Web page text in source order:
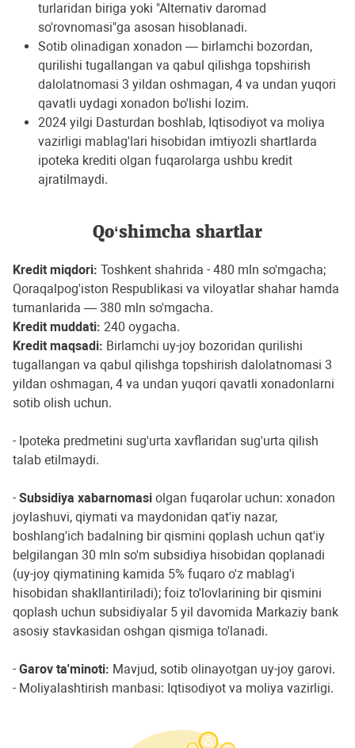
turlaridan biriga yoki "Alternativ daromad
so'rovnomasi"ga asosan hisoblanadi.
Sotib olinadigan xonadon — birlamchi bozordan,
qurilishi tugallangan va qabul qilishga topshirish
dalolatnomasi 3 yildan oshmagan, 4 va undan yuqori
qavatli uydagi xonadon bo'lishi lozim.
2024 yilgi Dasturdan boshlab, Iqtisodiyot va moliya
vazirligi mablag'lari hisobidan imtiyozli shartlarda
ipoteka krediti olgan fuqarolarga ushbu kredit
ajratilmaydi.
Qo‘shimcha shartlar
Kredit miqdori: Toshkent shahrida - 480 mln so'mgacha;
Qoraqalpog'iston Respublikasi va viloyatlar shahar hamda
tumanlarida — 380 mln so'mgacha.
Kredit muddati: 240 oygacha.
Kredit maqsadi: Birlamchi uy-joy bozoridan qurilishi
tugallangan va qabul qilishga topshirish dalolatnomasi 3
yildan oshmagan, 4 va undan yuqori qavatli xonadonlarni
sotib olish uchun.
- Ipoteka predmetini sug'urta xavflaridan sug'urta qilish
talab etilmaydi.
- Subsidiya xabarnomasi olgan fuqarolar uchun: xonadon
joylashuvi, qiymati va maydonidan qat'iy nazar,
boshlang'ich badalning bir qismini qoplash uchun qat'iy
belgilangan 30 mln so'm subsidiya hisobidan qoplanadi
(uy-joy qiymatining kamida 5% fuqaro o'z mablag'i
hisobidan shakllantiriladi); foiz to'lovlarining bir qismini
qoplash uchun subsidiyalar 5 yil davomida Markaziy bank
asosiy stavkasidan oshgan qismiga to'lanadi.
- Garov ta'minoti: Mavjud, sotib olinayotgan uy-joy garovi.
- Moliyalashtirish manbasi: Iqtisodiyot va moliya vazirligi.